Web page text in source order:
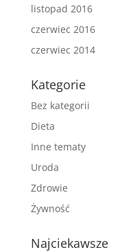
listopad 2016
czerwiec 2016
czerwiec 2014
Kategorie
Bez kategorii
Dieta
Inne tematy
Uroda
Zdrowie
Żywność
Najciekawsze